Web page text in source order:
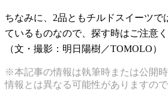
ちなみに、2品ともチルドスイーツで
ているものなので、探す時はご注意く
（文・撮影：明日陽樹／TOMOLO）
※本記事の情報は執筆時または公開
情報とは異なる可能性がありますの